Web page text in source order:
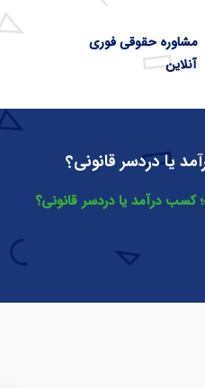
مشاوره حقوقی فوری
آنلاین
یا دردسر قانونی؟
کسب درآمد یا دردسر قانونی؟